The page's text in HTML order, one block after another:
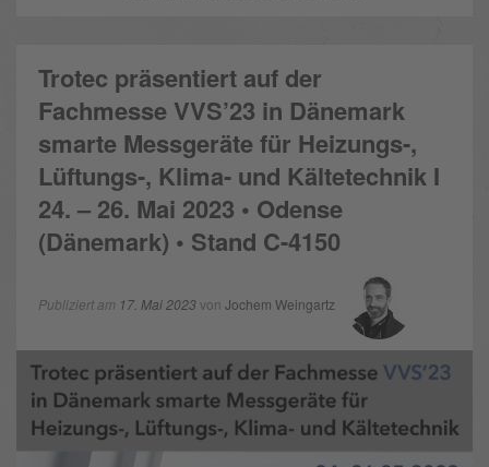
Trotec präsentiert auf der
Fachmesse VVS’23 in Dänemark
smarte Messgeräte für Heizungs-,
Lüftungs-, Klima- und Kältetechnik I
24. – 26. Mai 2023 • Odense
(Dänemark) • Stand C-4150
Publiziert am 17. Mai 2023von Jochem Weingartz